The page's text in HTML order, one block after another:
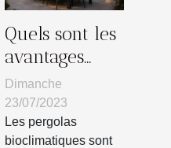
Quels sont les
avantages
d’une pergola
bioclimatique
?
Dimanche
23/07/2023
Les pergolas
bioclimatiques sont